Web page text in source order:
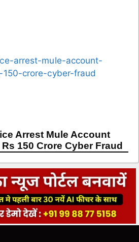
Arrest Mule Account
150 Crore Cyber Fraud